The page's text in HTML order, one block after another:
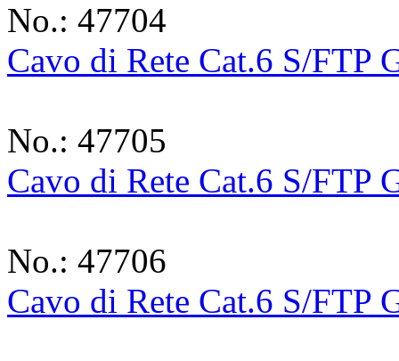
No.: 47704
Cavo di Rete Cat.6 S/FTP
No.: 47705
Cavo di Rete Cat.6 S/FTP
No.: 47706
Cavo di Rete Cat.6 S/FTP